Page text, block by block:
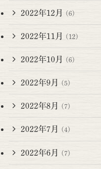
2022年12月 (6)
2022年11月 (12)
2022年10月 (6)
2022年9月 (5)
2022年8月 (7)
2022年7月 (4)
2022年6月 (7)